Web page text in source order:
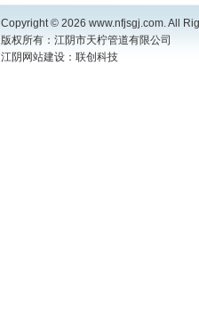
Copyright © 2026 www.nfjsgj.com. All
版权所有：江阴市天柠管道有限公司
江阴网站建设 ：联创科技